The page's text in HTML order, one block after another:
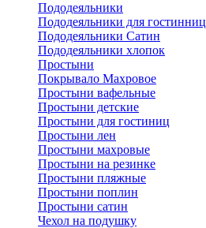
Пододеяльники
Пододеяльники для гостинниц
Пододеяльники Сатин
Пододеяльники хлопок
Простыни
Покрывало Махровое
Простыни вафельные
Простыни детские
Простыни для гостиниц
Простыни лен
Простыни махровые
Простыни на резинке
Простыни пляжные
Простыни поплин
Простыни сатин
Чехол на подушку